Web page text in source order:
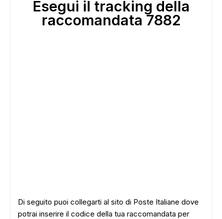
Esegui il tracking della
raccomandata 7882
Di seguito puoi collegarti al sito di Poste Italiane dove
potrai inserire il codice della tua raccomandata per